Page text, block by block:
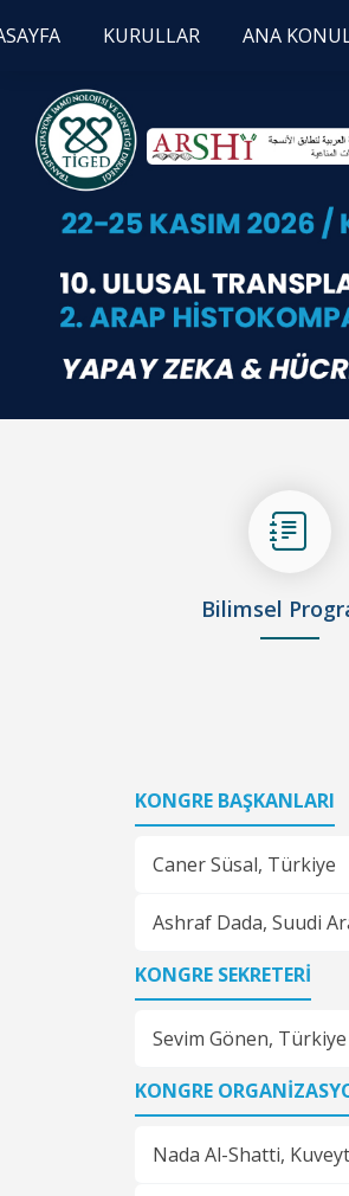
KURULLAR ANA
Bilimsel
KONGRE BAŞKANLARI
Caner Süsal, Türkiye
Ashraf Dada, Suudi
KONGRE SEKRETERİ
Sevim Gönen, Türkiye
KONGRE
Nada Al-Shatti, Kuveyt